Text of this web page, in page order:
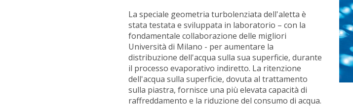
La speciale geometria turbolenziata dell'aletta è
stata testata e sviluppata in laboratorio – con la
fondamentale collaborazione delle migliori
Università di Milano - per aumentare la
distribuzione dell'acqua sulla sua superficie, durante
il processo evaporativo indiretto. La ritenzione
dell'acqua sulla superficie, dovuta al trattamento
sulla piastra, fornisce una più elevata capacità di
raffreddamento e la riduzione del consumo di acqua.